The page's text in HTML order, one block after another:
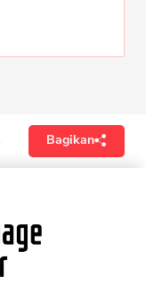
Bagikan